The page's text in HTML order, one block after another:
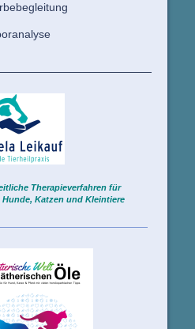
Therapieverfahren für
Hunde, Katzen und Kleintiere